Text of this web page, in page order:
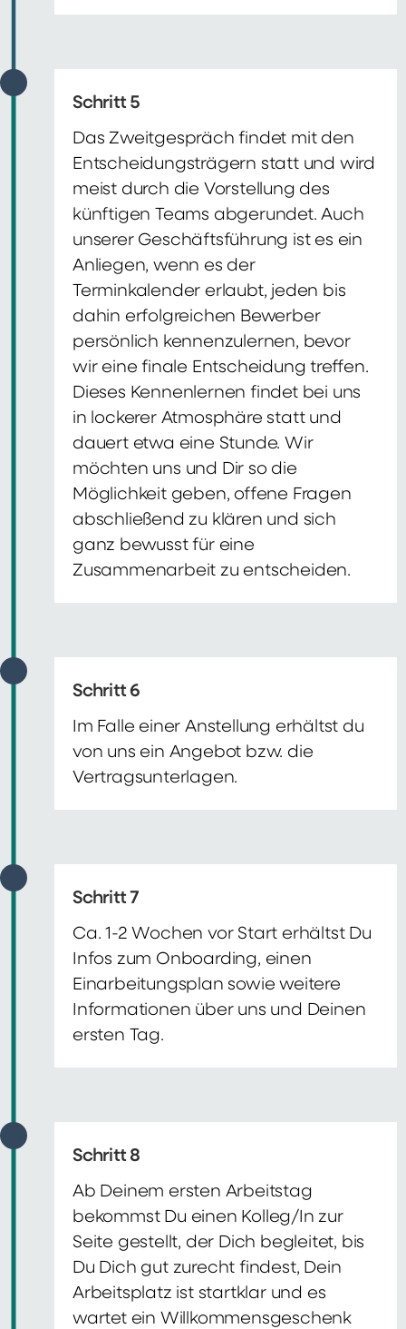
Schritt 5
Das Zweitgespräch findet mit den
Entscheidungsträgern statt und wird
meist durch die Vorstellung des
künftigen Teams abgerundet. Auch
unserer Geschäftsführung ist es ein
Anliegen, wenn es der
Terminkalender erlaubt, jeden bis
dahin erfolgreichen Bewerber
persönlich kennenzulernen, bevor
wir eine finale Entscheidung treffen.
Dieses Kennenlernen findet bei uns
in lockerer Atmosphäre statt und
dauert etwa eine Stunde. Wir
möchten uns und Dir so die
Möglichkeit geben, offene Fragen
abschließend zu klären und sich
ganz bewusst für eine
Zusammenarbeit zu entscheiden.
Schritt 6
Im Falle einer Anstellung erhältst du
von uns ein Angebot bzw. die
Vertragsunterlagen.
Schritt 7
Ca. 1-2 Wochen vor Start erhältst Du
Infos zum Onboarding, einen
Einarbeitungsplan sowie weitere
Informationen über uns und Deinen
ersten Tag.
Schritt 8
Ab Deinem ersten Arbeitstag
bekommst Du einen Kolleg/In zur
Seite gestellt, der Dich begleitet, bis
Du Dich gut zurecht findest, Dein
Arbeitsplatz ist startklar und es
wartet ein Willkommensgeschenk